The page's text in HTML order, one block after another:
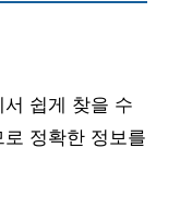
쉽게 찾을 수
정확한 정보를